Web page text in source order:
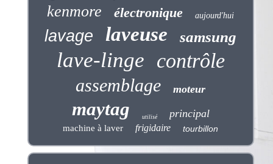
kenmore électronique aujourd'hui
lavage laveuse samsung
lave-linge contrôle
assemblage moteur
maytag utilisé principal
machine à laver frigidaire tourbillon